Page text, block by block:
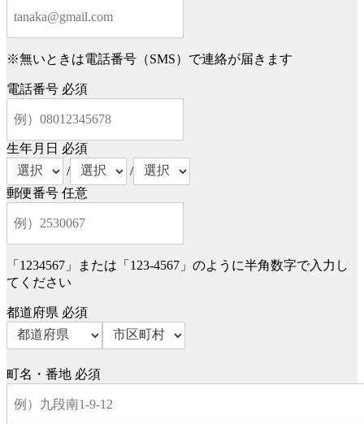
※無いときは電話番号（SMS）で連絡が届きます
電話番号 必須
生年月日 必須
/
/
郵便番号 任意
「1234567」または「123-4567」のように半角数字で入力し
てください
都道府県 必須
町名・番地 必須